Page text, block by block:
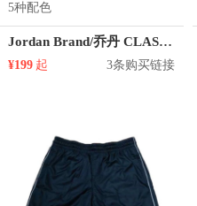
5种配色
Jordan Brand/乔丹 CLASSIC AJ BLOCKOUT拼接字母印花篮球运动短裤 831339
¥199 起 3条购买链接